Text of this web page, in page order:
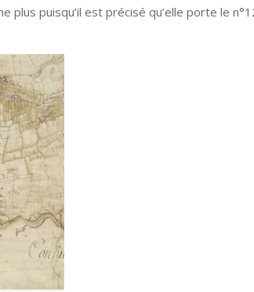
puisqu’il est précisé qu’elle porte le